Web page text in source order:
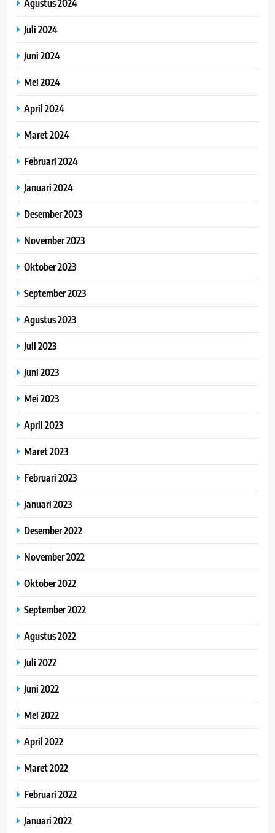
Agustus 2024
Juli 2024
Juni 2024
Mei 2024
April 2024
Maret 2024
Februari 2024
Januari 2024
Desember 2023
November 2023
Oktober 2023
September 2023
Agustus 2023
Juli 2023
Juni 2023
Mei 2023
April 2023
Maret 2023
Februari 2023
Januari 2023
Desember 2022
November 2022
Oktober 2022
September 2022
Agustus 2022
Juli 2022
Juni 2022
Mei 2022
April 2022
Maret 2022
Februari 2022
Januari 2022